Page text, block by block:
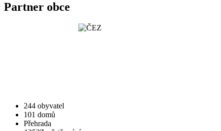
Partner obce
244 obyvatel
101 domů
Přehrada